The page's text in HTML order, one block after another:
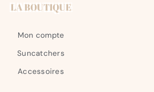
LA BOUTIQUE
Mon compte
Suncatchers
Accessoires